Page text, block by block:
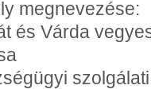
megnevezése:
és Várda